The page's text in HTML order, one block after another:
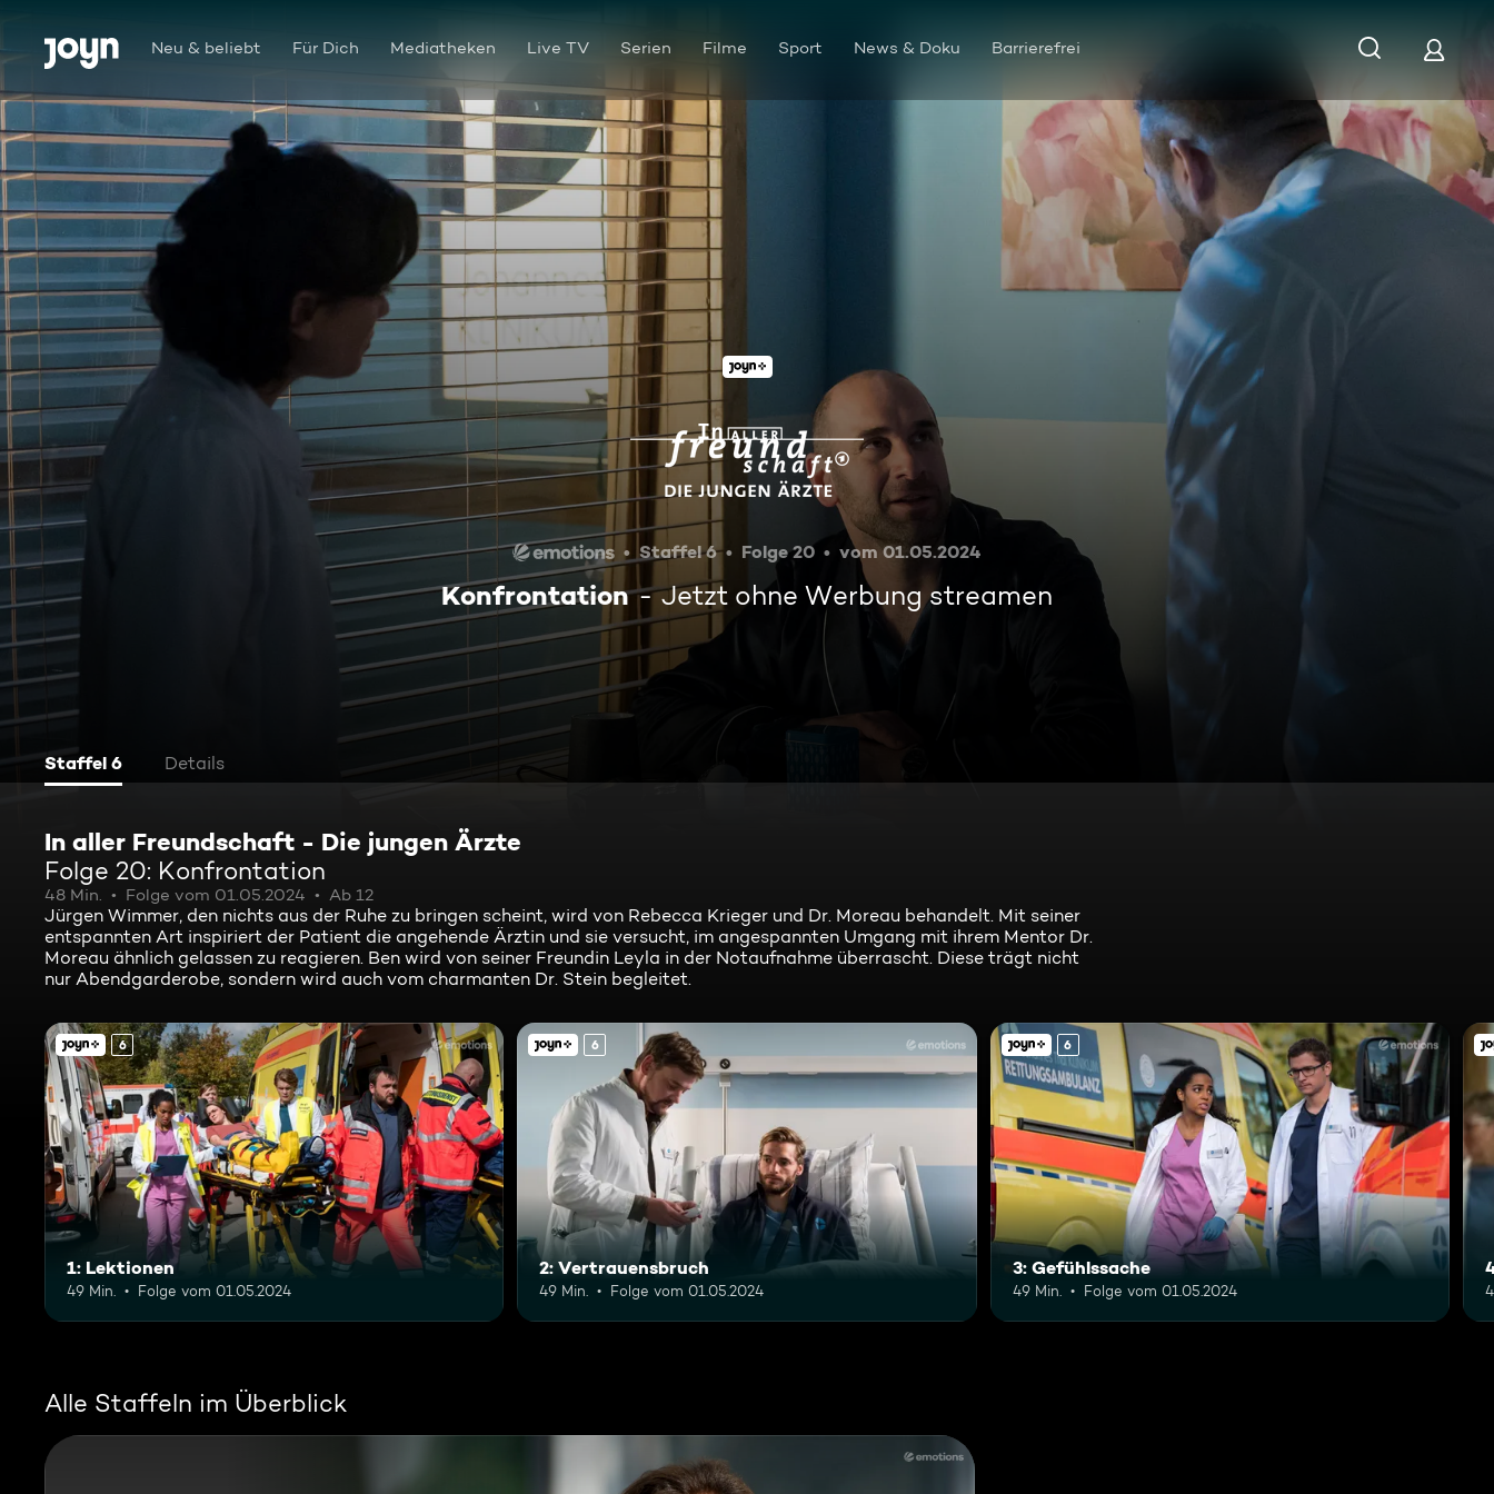
Zum Inhalt springen
Barrierefrei Neu & beliebt Für Dich Mediatheken Live TV Serien Filme Sport News & Doku Barrierefrei
Konfrontation
Staffel 6 Folge 20 vom 01.05.2024
Konfrontation Jetzt ohne Werbung streamen
Staffel 6 Details
In aller Freundschaft - Die jungen Ärzte
Folge 20: Konfrontation
48 Min. Folge vom 01.05.2024 Ab 12
Jürgen Wimmer, den nichts aus der Ruhe zu bringen scheint, wird von Rebecca Krieger und Dr. Moreau behandelt. Mit seiner
entspannten Art inspiriert der Patient die angehende Ärztin und sie versucht, im angespannten Umgang mit ihrem Mentor Dr.
Moreau ähnlich gelassen zu reagieren. Ben wird von seiner Freundin Leyla in der Notaufnahme überrascht. Diese trägt nicht
nur Abendgarderobe, sondern wird auch vom charmanten Dr. Stein begleitet.
6
1: Lektionen
49 Min. Folge vom 01.05.2024
6
2: Vertrauensbruch
49 Min. Folge vom 01.05.2024
6
3: Gefühlssache
49 Min. Folge vom 01.05.2024
Alle Staffeln im Überblick